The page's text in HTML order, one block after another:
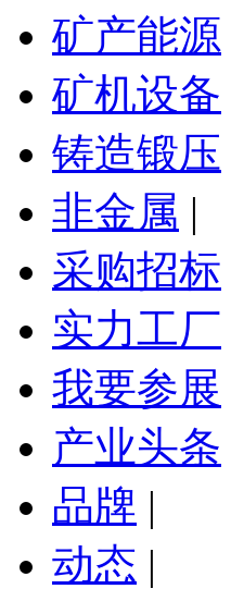
矿产能源
矿机设备
铸造锻压
非金属 |
采购招标
实力工厂
我要参展
产业头条
品牌 |
动态 |